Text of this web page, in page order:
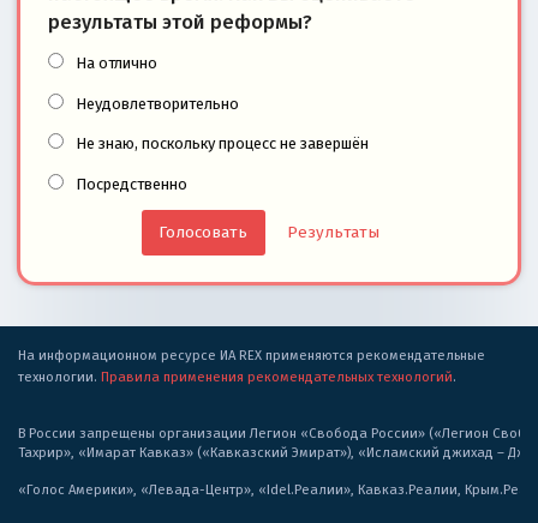
результаты этой реформы?
На отлично
Неудовлетворительно
Не знаю, поскольку процесс не завершён
Посредственно
Результаты
На информационном ресурсе ИА REX применяются рекомендательные
технологии. Правила применения рекомендательных технологий.
В России запрещены организации Легион «Свобода России» («Легион
Тахрир», «Имарат Кавказ» («Кавказский Эмират»), «Исламский джихад –
«Голос Америки», «Левада-Центр», «Idel.Реалии», Кавказ.Реалии,